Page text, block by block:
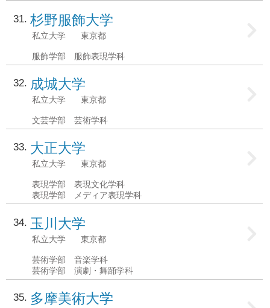
31 杉野服飾大学
私立大学 東京都
服飾学部 服飾表現学科
32 成城大学
私立大学 東京都
文芸学部 芸術学科
33 大正大学
私立大学 東京都
表現学部 表現文化学科
表現学部 メディア表現学科
34 玉川大学
私立大学 東京都
芸術学部 音楽学科
芸術学部 演劇・舞踊学科
35 多摩美術大学